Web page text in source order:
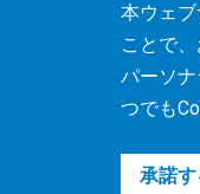
本ウェ
ことで
パーソ
つでも
承諾す